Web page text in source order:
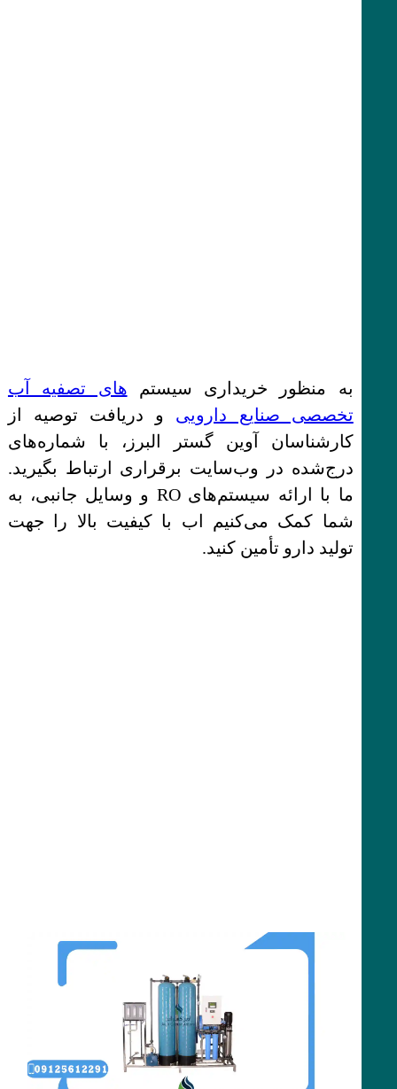
به منظور خریداری سیستم‌ های تصفیه آب
تخصصی صنایع دارویی و دریافت توصیه از
کارشناسان آوین گستر البرز، با شماره‌های
درج‌شده در وب‌سایت برقراری ارتباط بگیرید.
ما با ارائه سیستم‌های RO و وسایل جانبی، به
شما کمک می‌کنیم اب با کیفیت بالا را جهت
تولید دارو تأمین کنید.